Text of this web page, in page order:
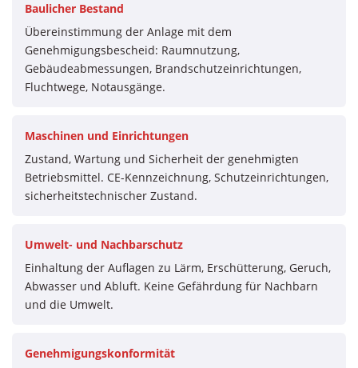
Baulicher Bestand
Übereinstimmung der Anlage mit dem
Genehmigungsbescheid: Raumnutzung,
Gebäudeabmessungen, Brandschutzeinrichtungen,
Fluchtwege, Notausgänge.
Maschinen und Einrichtungen
Zustand, Wartung und Sicherheit der genehmigten
Betriebsmittel. CE-Kennzeichnung, Schutzeinrichtungen,
sicherheitstechnischer Zustand.
Umwelt- und Nachbarschutz
Einhaltung der Auflagen zu Lärm, Erschütterung, Geruch,
Abwasser und Abluft. Keine Gefährdung für Nachbarn
und die Umwelt.
Genehmigungskonformität